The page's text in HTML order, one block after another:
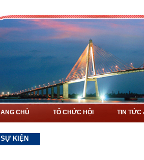
CHỦ TỔ CHỨC HỘI TIN TỨC
KIỆN